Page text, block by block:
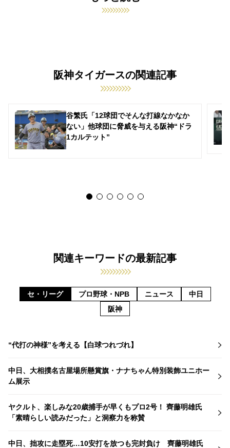
阪神タイガースの関連記事
谷繁氏「12球団でそんな打線なかなか
ない」他球団に脅威を与える阪神“ドラ
1カルテット”
関連キーワードの最新記事
セ・リーグ プロ野球・NPB ニュース
中日
阪神
“代打の神様”を考える【白球つれづれ】
中日、大相撲名古屋場所懸賞旗・ナナちゃん特別装飾ユニホー
ム展示
ヤクルト、楽しみな20歳捕手が早くもプロ2号！ 齊藤明雄氏
「素晴らしい読みだった」と洞察力を称賛
中日、拙攻に走塁死…10安打を放つも完封負け 齊藤明雄氏